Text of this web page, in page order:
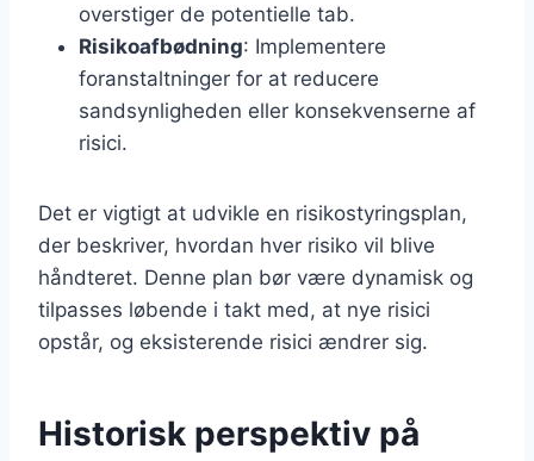
overstiger de potentielle tab.
Risikoafbødning: Implementere
foranstaltninger for at reducere
sandsynligheden eller konsekvenserne af
risici.
Det er vigtigt at udvikle en risikostyringsplan,
der beskriver, hvordan hver risiko vil blive
håndteret. Denne plan bør være dynamisk og
tilpasses løbende i takt med, at nye risici
opstår, og eksisterende risici ændrer sig.
Historisk perspektiv på